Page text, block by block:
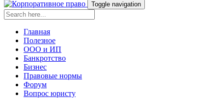
Toggle navigation
Главная
Полезное
ООО и ИП
Банкротство
Бизнес
Правовые нормы
Форум
Вопрос юристу